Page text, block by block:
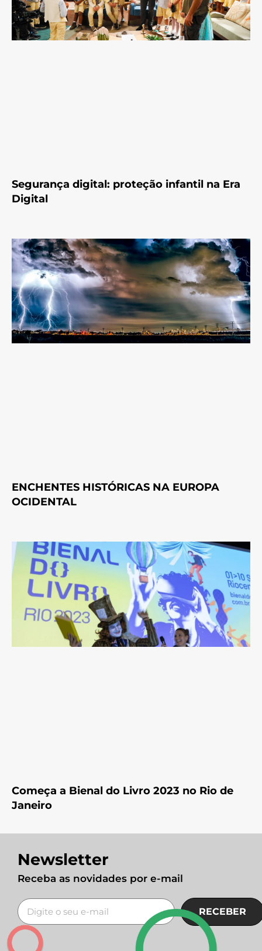
Segurança digital: proteção infantil na Era
Digital
ENCHENTES HISTÓRICAS NA EUROPA
OCIDENTAL
Começa a Bienal do Livro 2023 no Rio de
Janeiro
Newsletter
Receba as novidades por e-mail
RECEBER